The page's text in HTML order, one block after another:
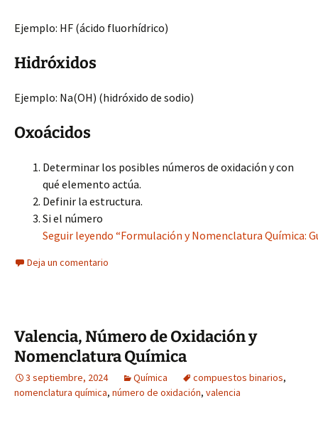
Ejemplo: HF (ácido fluorhídrico)
Hidróxidos
Ejemplo: Na(OH) (hidróxido de sodio)
Oxoácidos
Determinar los posibles números de oxidación y con
qué elemento actúa.
Definir la estructura.
Si el número
Seguir leyendo “Formulación y Nomenclatura Química:
Deja un comentario
Valencia, Número de Oxidación y
Nomenclatura Química
3 septiembre, 2024 Química compuestos binarios,
nomenclatura química, número de oxidación, valencia